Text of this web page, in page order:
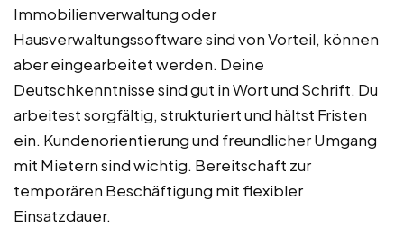
Immobilienverwaltung oder
Hausverwaltungssoftware sind von Vorteil, können
aber eingearbeitet werden. Deine
Deutschkenntnisse sind gut in Wort und Schrift. Du
arbeitest sorgfältig, strukturiert und hältst Fristen
ein. Kundenorientierung und freundlicher Umgang
mit Mietern sind wichtig. Bereitschaft zur
temporären Beschäftigung mit flexibler
Einsatzdauer.